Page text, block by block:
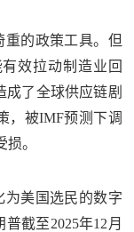
重的政策工具。但
效拉动制造业回
了全球供应链剧
，被IMF预测下调
。
为美国选民的数字
截至2025年12月